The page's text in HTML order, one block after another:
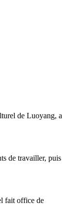
de Luoyang, a
de travailler, puis
fait office de